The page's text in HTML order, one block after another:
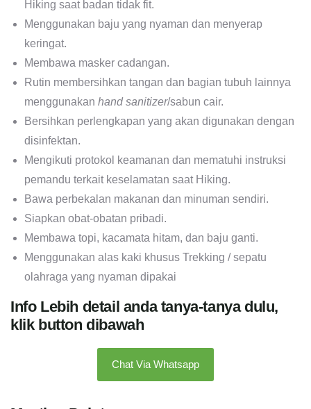
Hiking saat badan tidak fit.
Menggunakan baju yang nyaman dan menyerap
keringat.
Membawa masker cadangan.
Rutin membersihkan tangan dan bagian tubuh lainnya
menggunakan hand sanitizer/sabun cair.
Bersihkan perlengkapan yang akan digunakan dengan
disinfektan.
Mengikuti protokol keamanan dan mematuhi instruksi
pemandu terkait keselamatan saat Hiking.
Bawa perbekalan makanan dan minuman sendiri.
Siapkan obat-obatan pribadi.
Membawa topi, kacamata hitam, dan baju ganti.
Menggunakan alas kaki khusus Trekking / sepatu
olahraga yang nyaman dipakai
Info Lebih detail anda tanya-tanya dulu,
klik button dibawah
Chat Via Whatsapp